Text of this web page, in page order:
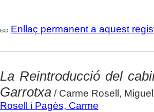
Enllaç permanent a aquest
La Reintroducció del
Garrotxa/ Carme Rosell,
Rosell i Pagès, Carme